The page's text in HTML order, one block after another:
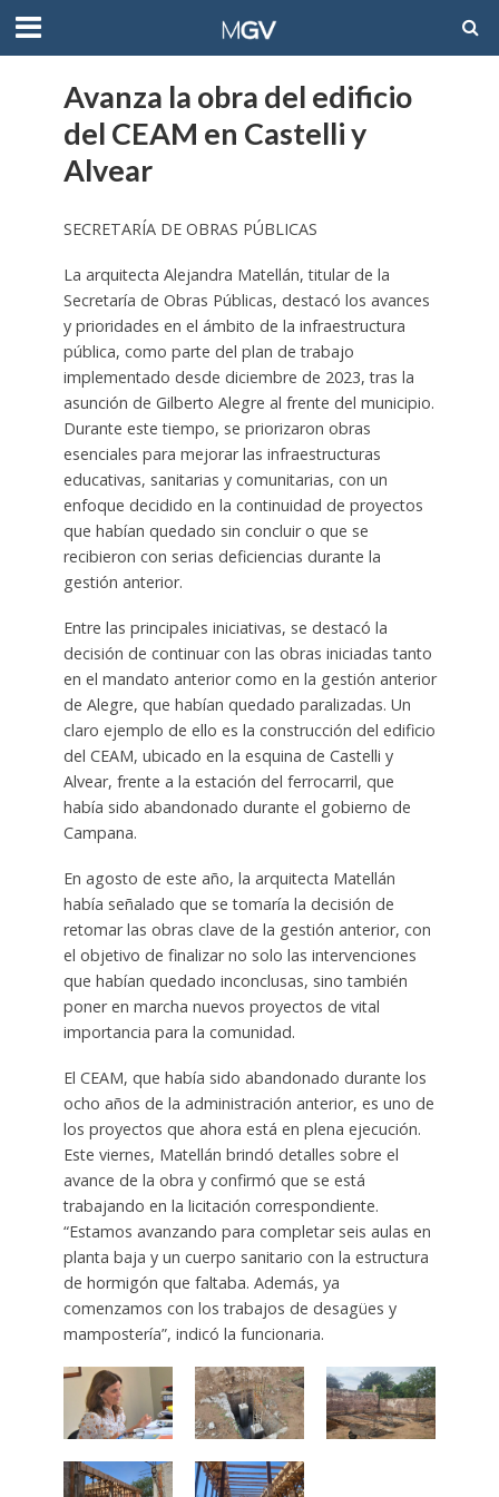
Avanza la obra del edificio
del CEAM en Castelli y
Alvear
SECRETARÍA DE OBRAS PÚBLICAS
La arquitecta Alejandra Matellán, titular de la
Secretaría de Obras Públicas, destacó los avances
y prioridades en el ámbito de la infraestructura
pública, como parte del plan de trabajo
implementado desde diciembre de 2023, tras la
asunción de Gilberto Alegre al frente del municipio.
Durante este tiempo, se priorizaron obras
esenciales para mejorar las infraestructuras
educativas, sanitarias y comunitarias, con un
enfoque decidido en la continuidad de proyectos
que habían quedado sin concluir o que se
recibieron con serias deficiencias durante la
gestión anterior.
Entre las principales iniciativas, se destacó la
decisión de continuar con las obras iniciadas tanto
en el mandato anterior como en la gestión anterior
de Alegre, que habían quedado paralizadas. Un
claro ejemplo de ello es la construcción del edificio
del CEAM, ubicado en la esquina de Castelli y
Alvear, frente a la estación del ferrocarril, que
había sido abandonado durante el gobierno de
Campana.
En agosto de este año, la arquitecta Matellán
había señalado que se tomaría la decisión de
retomar las obras clave de la gestión anterior, con
el objetivo de finalizar no solo las intervenciones
que habían quedado inconclusas, sino también
poner en marcha nuevos proyectos de vital
importancia para la comunidad.
El CEAM, que había sido abandonado durante los
ocho años de la administración anterior, es uno de
los proyectos que ahora está en plena ejecución.
Este viernes, Matellán brindó detalles sobre el
avance de la obra y confirmó que se está
trabajando en la licitación correspondiente.
“Estamos avanzando para completar seis aulas en
planta baja y un cuerpo sanitario con la estructura
de hormigón que faltaba. Además, ya
comenzamos con los trabajos de desagües y
mampostería”, indicó la funcionaria.